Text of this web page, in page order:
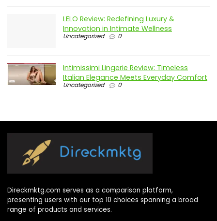
LELO Review: Redefining Luxury &
Innovation in Intimate Wellness
Uncategorized 0
Intimissimi Lingerie Review: Timeless
Italian Elegance Meets Everyday Comfort
Uncategorized 0
Direckmktg.com serves as a comparison platform,
presenting users with our top 10 choices spanning a broad
range of products and services.